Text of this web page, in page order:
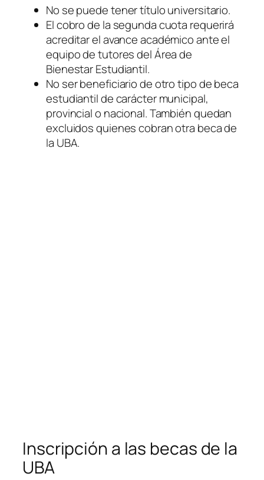
No se puede tener título universitario.
El cobro de la segunda cuota requerirá
acreditar el avance académico ante el
equipo de tutores del Área de
Bienestar Estudiantil.
No ser beneficiario de otro tipo de beca
estudiantil de carácter municipal,
provincial o nacional. También quedan
excluidos quienes cobran otra beca de
la UBA.
Inscripción a las becas de la
UBA